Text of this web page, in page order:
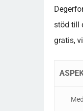
stöd till
gratis,